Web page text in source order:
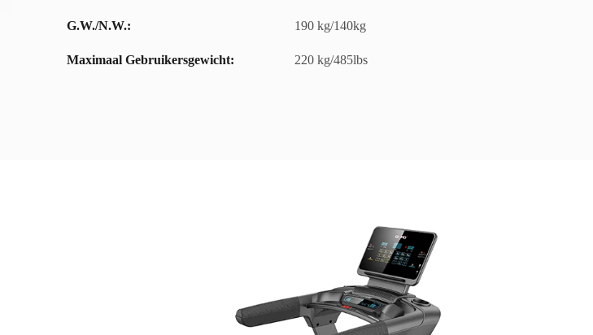
G.W./N.W.: 190 kg/140kg
Maximaal Gebruikersgewicht: 220 kg/485lbs